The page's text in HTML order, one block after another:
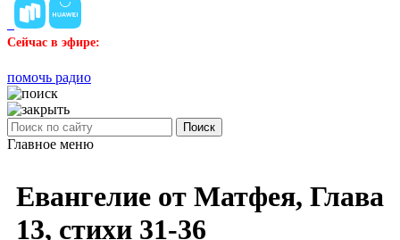
Сейчас в эфире:
помочь радио
Поиск
Главное меню
Евангелие от Матфея, Глава
13, стихи 31-36